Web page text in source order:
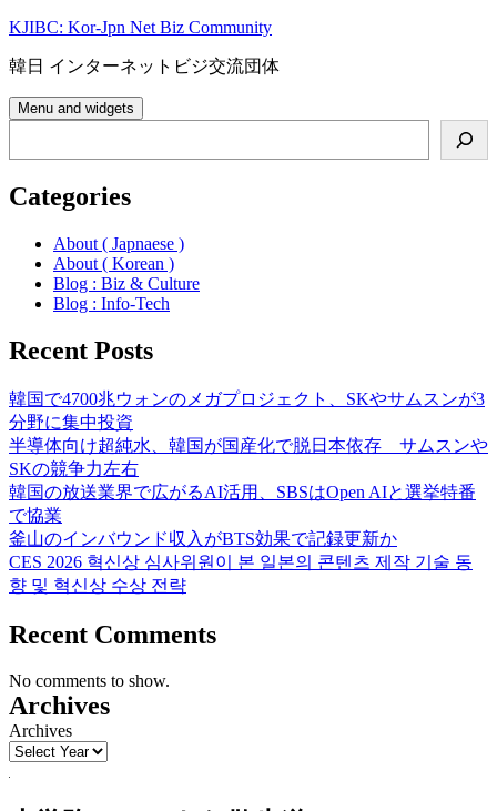
Skip
content
KJIBC: Kor-Jpn Net Biz Community
韓日 インターネットビジ交流団体
Menu and widgets
Categories
About ( Japnaese )
About ( Korean )
Blog : Biz & Culture
Blog : Info-Tech
Recent Posts
韓国で4700兆ウォンのメガプロジェクト、SKやサムスンが3
分野に集中投資
半導体向け超純水、韓国が国産化で脱日本依存 サムスンや
SKの競争力左右
韓国の放送業界で広がるAI活用、SBSはOpen AIと選挙特番
で協業
釜山のインバウンド収入がBTS効果で記録更新か
CES 2026 혁신상 심사위원이 본 일본의 콘텐츠 제작 기술 동
향 및 혁신상 수상 전략
Recent Comments
No comments to show.
Archives
Archives